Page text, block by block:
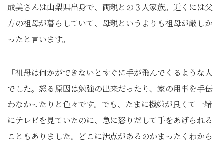
成美さんは山梨県出身で、両親との３人家族。近くには父
方の祖母が暮らしていて、母親というよりも祖母が厳しか
ったと言います。
「祖母は何かができないとすぐに手が飛んでくるような人
でした。怒る原因は勉強の出来だったり、家の用事を手伝
わなかったりと色々です。でも、たまに機嫌が良くて一緒
にテレビを見ていたのに、急に怒りだして手をあげられる
こともありました。どこに沸点があるのかまったくわから